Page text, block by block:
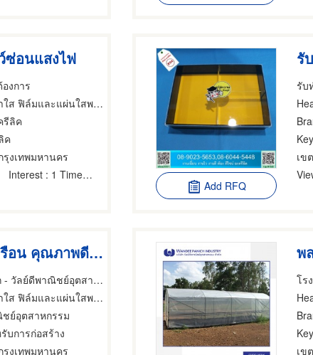
ซ่อนแสงไฟ
งการ
ผ่นใสพลาสติก,ผลิตภัณฑ์อะคริลิค,ผลิตภัณฑ์อะคริลิค
รีลิค
ค
รุงเทพมหานคร
Interest : 1 Time(s)
Add RFQ
รั
รับ
เข
พลาสติกปูพื้นโรงเรือน คุณภาพดี ราคาขายส่ง
โรงงานผลิตฟิล์มพลาสติก - วัลย์ดีพาณิชย์อุตสาหกรรม
ฟิล์มและแผ่นใสพลาสติก
ย์อุตสาหกรรม
บการก่อสร้าง
รุงเทพมหานคร
เข